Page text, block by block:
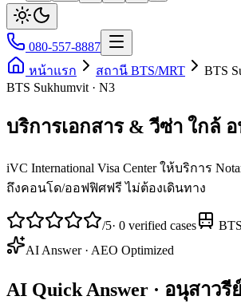
080-557-8887
หน้าแรก
สถานี BTS/MRT
BTS
BTS Sukhumvit · N3
บริการเอกสาร & วีซ่า ใกล้
iVC International Visa Center ให้บริการ
ถึงคอนโด/ออฟฟิศฟรี ไม่ต้องเดินทาง
/5· 0 verified cases
AI Answer · AEO Optimized
AI Quick Answer · อนุสาว